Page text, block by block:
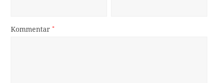
Kommentar*